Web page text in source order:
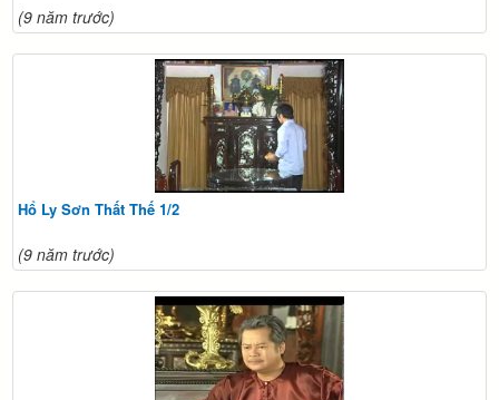
(9 năm trước)
Hổ Ly Sơn Thất Thế 1/2
(9 năm trước)